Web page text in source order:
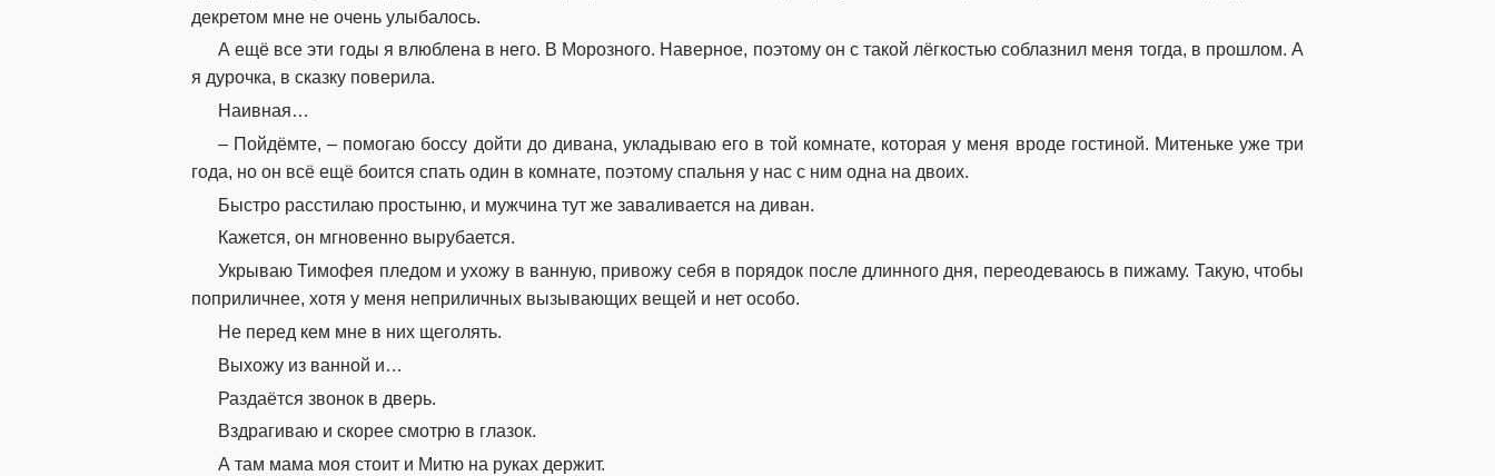
декретом мне не очень улыбалось.
А ещё все эти годы я влюблена в него. В Морозного. Наверное, поэтому он с такой лёгкостью соблазнил меня тогда, в прошлом. А
я дурочка, в сказку поверила.
Наивная…
– Пойдёмте, – помогаю боссу дойти до дивана, укладываю его в той комнате, которая у меня вроде гостиной. Митеньке уже три
года, но он всё ещё боится спать один в комнате, поэтому спальня у нас с ним одна на двоих.
Быстро расстилаю простыню, и мужчина тут же заваливается на диван.
Кажется, он мгновенно вырубается.
Укрываю Тимофея пледом и ухожу в ванную, привожу себя в порядок после длинного дня, переодеваюсь в пижаму. Такую, чтобы
поприличнее, хотя у меня неприличных вызывающих вещей и нет особо.
Не перед кем мне в них щеголять.
Выхожу из ванной и…
Раздаётся звонок в дверь.
Вздрагиваю и скорее смотрю в глазок.
А там мама моя стоит и Митю на руках держит.